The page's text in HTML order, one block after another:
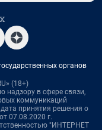
органов
(18+)
надзору в сфере связи,
коммуникаций
принятия решения о
07.08.2020 г.
"ИНТЕРНЕТ